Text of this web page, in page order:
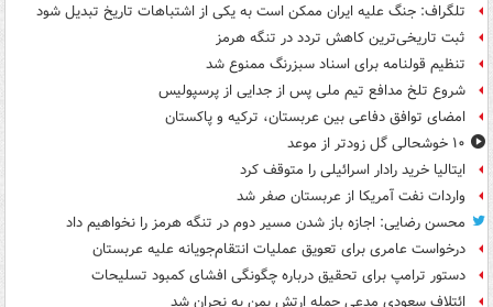
تلگراف: جنگ علیه ایران ممکن است به یکی از اشتباهات تاریخ تبدیل شود
ثبت تاریخی‌ترین کاهش تردد در تنگه هرمز
تنظیم قولنامه برای اسناد سبزرنگ ممنوع شد
شروع تلخ مدافع تیم ملی پس از جدایی از پرسپولیس
امضای توافق دفاعی بین عربستان، ترکیه و پاکستان
۱۰ خوشحالی گل زودتر از موعد
ایتالیا خرید رادار اسرائیلی را متوقف کرد
واردات نفت آمریکا از عربستان صفر شد
محسن رضایی: اجازه باز شدن مسیر دوم در تنگه هرمز را نخواهیم داد
درخواست عامری برای تعویق عملیات انتقام‌جویانه علیه عربستان
دستور ترامپ برای تحقیق درباره چگونگی افشای کمبود تسلیحات
ائتلاف سعودی مدعی حمله ارتش یمن به نجران شد